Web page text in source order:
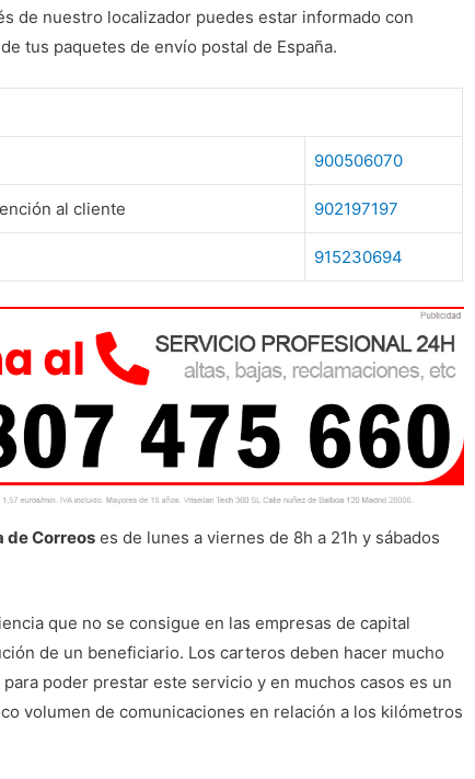
de nuestro localizador puedes estar informado con
tus paquetes de envío postal de España.
900506070
al cliente 902197197
915230694
de Correos es de lunes a viernes de 8h a 21h y sábados
que no se consigue en las empresas de capital
de un beneficiario. Los carteros deben hacer mucho
poder prestar este servicio y en muchos casos es un
volumen de comunicaciones en relación a los kilómetros